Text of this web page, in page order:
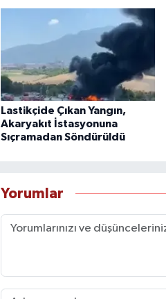
Lastikçide Çıkan Yangın,
Akaryakıt İstasyonuna
Sıçramadan Söndürüldü
Yorumlar